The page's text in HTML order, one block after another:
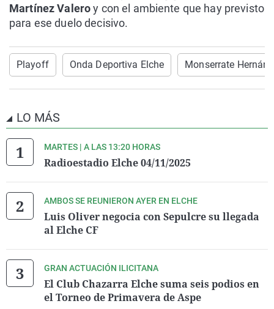
Martínez Valeroy con el ambiente que hay previsto
para ese duelo decisivo.
Playoff Onda Deportiva Elche Monserrate
LO MÁS
MARTES | A LAS 13:20 HORAS
Radioestadio Elche 04/11/2025
AMBOS SE REUNIERON AYER EN ELCHE
Luis Oliver negocia con Sepulcre su llegada
al Elche CF
GRAN ACTUACIÓN ILICITANA
El Club Chazarra Elche suma seis podios en
el Torneo de Primavera de Aspe